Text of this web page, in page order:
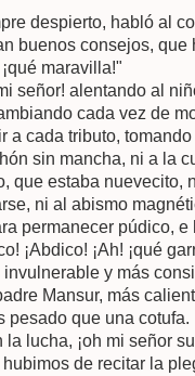
despierto, habló al
buenos consejos,
maravilla!"
señor! alentando al
cada vez de
a cada tributo,
sin mancha, ni a la
que estaba nuevecito,
ni al abismo
permanecer púdico,
¡Abdico! ¡Ah! ¡qué
invulnerable y más
Mansur, más
pesado que una cotufa.
la lucha, ¡oh mi señor
de recitar la